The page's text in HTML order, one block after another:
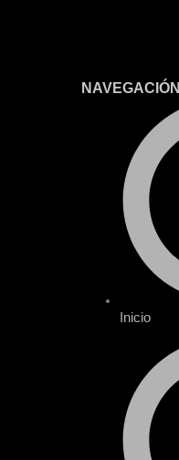
NAVEGACIÓN
Inicio